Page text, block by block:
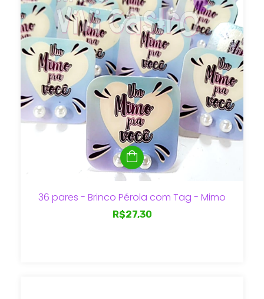
36 pares - Brinco Pérola com Tag - Mimo
R$27,30